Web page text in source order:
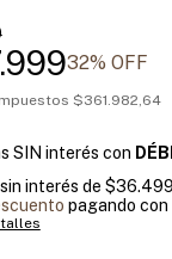
32% OFF
$361.982,64
SIN interés con
interés de
pagando